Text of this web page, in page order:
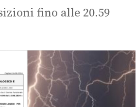
fino alle 20.59